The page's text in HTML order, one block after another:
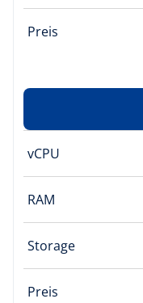
Preis
vCPU
RAM
Storage
Preis